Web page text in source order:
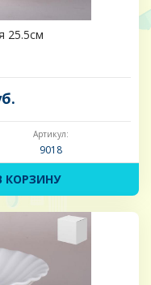
25.5см
Артикул:
9018
КОРЗИНУ